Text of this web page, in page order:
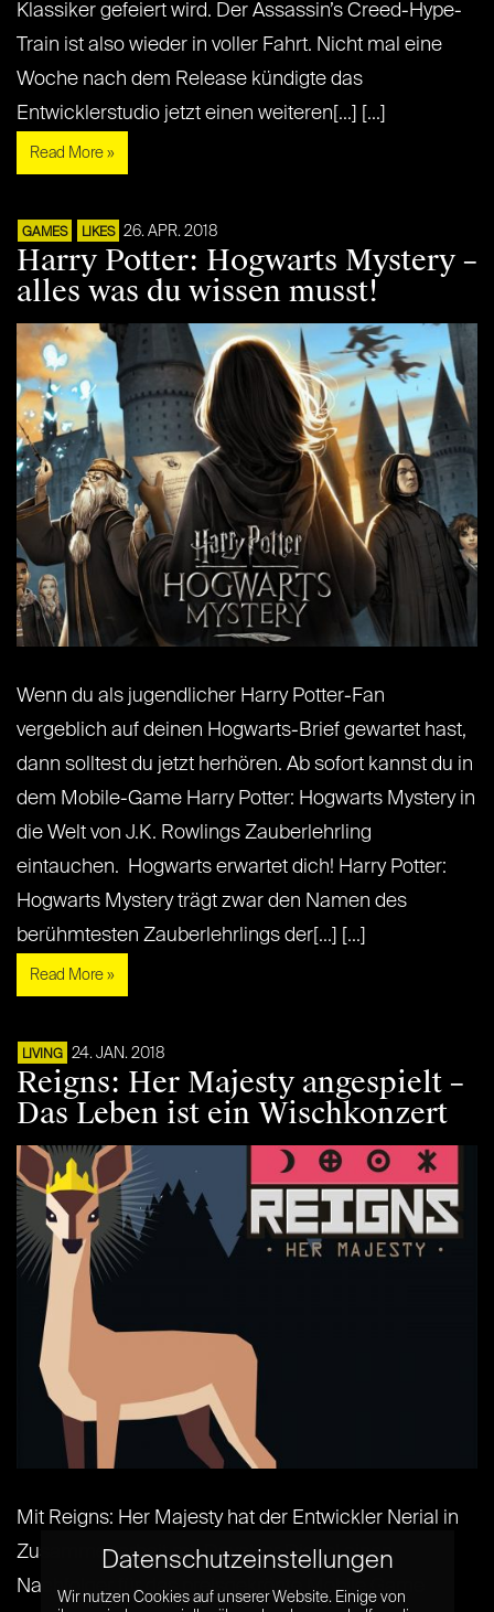
Klassiker gefeiert wird. Der Assassin’s Creed-Hype-
Train ist also wieder in voller Fahrt. Nicht mal eine
Woche nach dem Release kündigte das
Entwicklerstudio jetzt einen weiteren[...] [...]
Read More »
GAMES LIKES 26. APR. 2018
Harry Potter: Hogwarts Mystery –
alles was du wissen musst!
Wenn du als jugendlicher Harry Potter-Fan
vergeblich auf deinen Hogwarts-Brief gewartet hast,
dann solltest du jetzt herhören. Ab sofort kannst du in
dem Mobile-Game Harry Potter: Hogwarts Mystery in
die Welt von J.K. Rowlings Zauberlehrling
eintauchen. Hogwarts erwartet dich! Harry Potter:
Hogwarts Mystery trägt zwar den Namen des
berühmtesten Zauberlehrlings der[...] [...]
Read More »
LIVING 24. JAN. 2018
Reigns: Her Majesty angespielt –
Das Leben ist ein Wischkonzert
Mit Reigns: Her Majesty hat der Entwickler Nerial in
Zusammenarbeit mit Devolver Digital einen
Nachfolger für das preisgekrönte Mobile Game
Datenschutzeinstellungen
Wir nutzen Cookies auf unserer Website. Einige von